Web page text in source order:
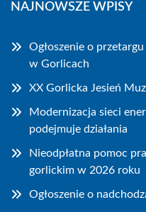
NAJNOWSZE WPISY
Ogłoszenie o
w Gorlicach
XX Gorlicka Jesień
Modernizacja sieci
podejmuje działania
Nieodpłatna pomoc
gorlickim w 2026 roku
Ogłoszenie o